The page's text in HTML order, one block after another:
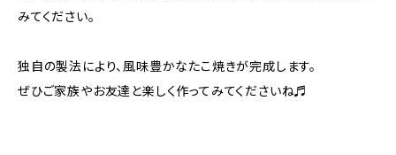
みてください。
独自の製法により、風味豊かなたこ焼きが完成します。
ぜひご家族やお友達と楽しく作ってみてくださいね♬